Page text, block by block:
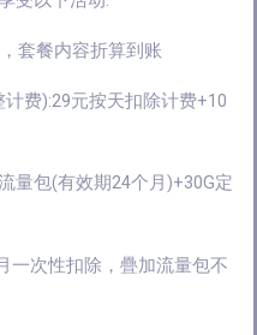
套餐内容折算到账
费):29元按天扣除计费+10
量包(有效期24个月)+30G定
一次性扣除，疊加流量包不